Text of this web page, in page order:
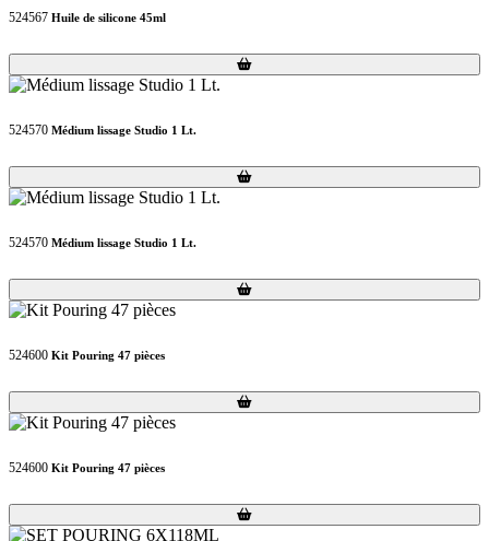
524567 Huile de silicone 45ml
Loading...
Loading...
524570 Médium lissage Studio 1 Lt.
Loading...
Loading...
524570 Médium lissage Studio 1 Lt.
Loading...
Loading...
524600 Kit Pouring 47 pièces
Loading...
Loading...
524600 Kit Pouring 47 pièces
Loading...
Loading...